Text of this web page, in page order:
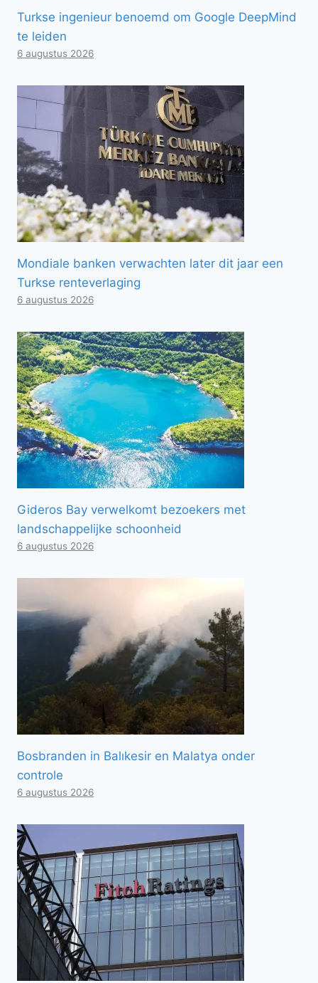
Turkse ingenieur benoemd om Google DeepMind
te leiden
6 augustus 2026
Mondiale banken verwachten later dit jaar een
Turkse renteverlaging
6 augustus 2026
Gideros Bay verwelkomt bezoekers met
landschappelijke schoonheid
6 augustus 2026
Bosbranden in Balıkesir en Malatya onder
controle
6 augustus 2026